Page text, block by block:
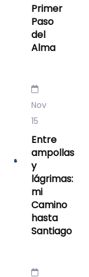
Primer
Paso
del
Alma
Nov
15
Entre
ampollas
y
lágrimas:
mi
Camino
hasta
Santiago